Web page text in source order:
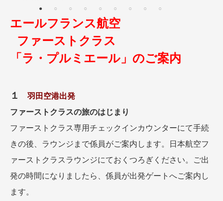
ハイキング・トレッキング
専任ガイド・講師同行の旅
1名様からの旅
ラ・プルミエール（エールフランス
エールフランス航空
ファーストクラス
「ラ・プルミエール」のご案内
１
羽田空港出発
ファーストクラスの旅のはじまり
ファーストクラス専用チェックインカウンターにて手続
きの後、ラウンジまで係員がご案内します。日本航空フ
ァーストクラスラウンジにておくつろぎください。ご出
発の時間になりましたら、係員が出発ゲートへご案内し
ます。